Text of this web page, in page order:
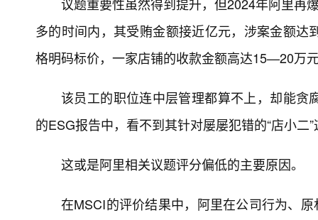
多的时间内，其受贿金额接近亿元，涉案金额
格明码标价，一家店铺的收款金额高达15—20万
该员工的职位连中层管理都算不上，却能
的ESG报告中，看不到其针对屡屡犯错的“店小二
这或是阿里相关议题评分偏低的主要原因。
在MSCI的评价结果中，阿里在公司行为、